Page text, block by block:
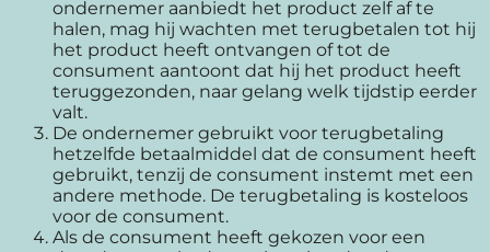
ondernemer aanbiedt het product zelf af te
halen, mag hij wachten met terugbetalen tot hij
het product heeft ontvangen of tot de
consument aantoont dat hij het product heeft
teruggezonden, naar gelang welk tijdstip eerder
valt.
De ondernemer gebruikt voor terugbetaling
hetzelfde betaalmiddel dat de consument heeft
gebruikt, tenzij de consument instemt met een
andere methode. De terugbetaling is kosteloos
voor de consument.
Als de consument heeft gekozen voor een